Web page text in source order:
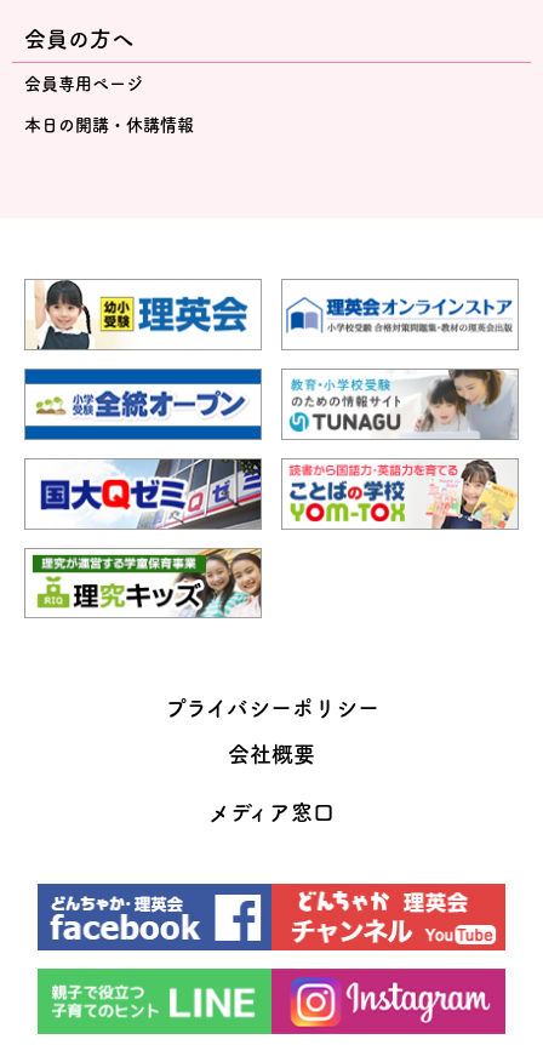
会員の方へ
会員専用ページ
本日の開講・休講情報
プライバシーポリシー
会社概要
メディア窓口